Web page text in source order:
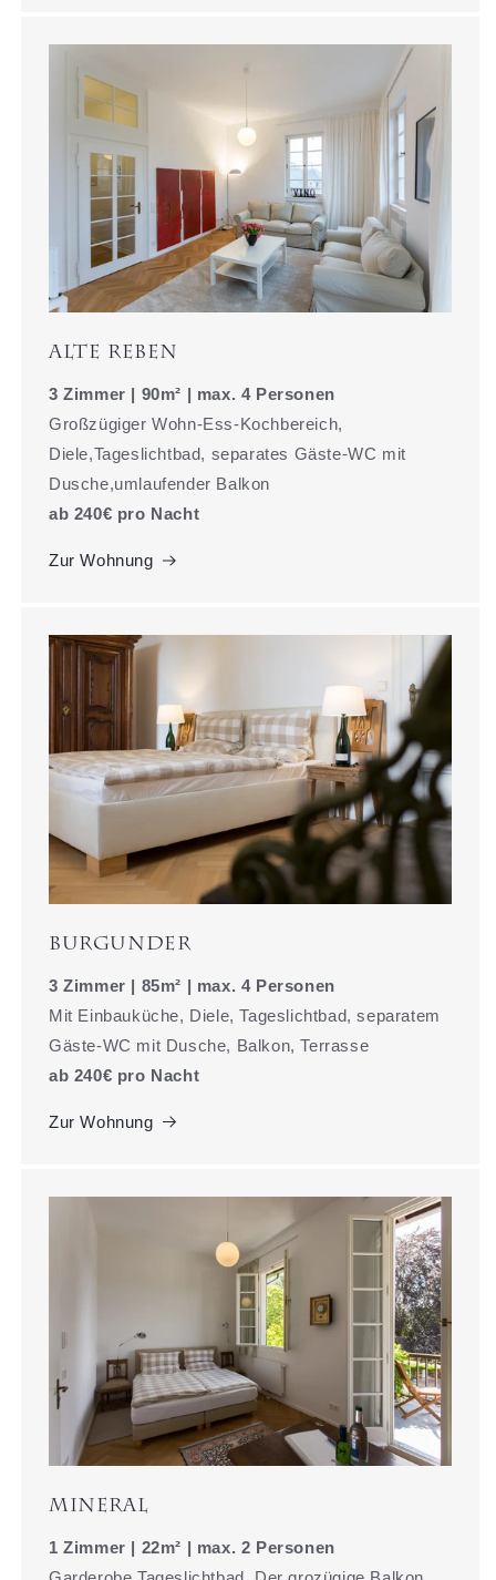
Alte Reben
3 Zimmer | 90m² | max. 4 Personen
Großzügiger Wohn-Ess-Kochbereich,
Diele,Tageslichtbad, separates Gäste-WC mit
Dusche,umlaufender Balkon
ab 240€ pro Nacht
Zur Wohnung
Burgunder
3 Zimmer | 85m² | max. 4 Personen
Mit Einbauküche, Diele, Tageslichtbad, separatem
Gäste-WC mit Dusche, Balkon, Terrasse
ab 240€ pro Nacht
Zur Wohnung
Mineral
1 Zimmer | 22m² | max. 2 Personen